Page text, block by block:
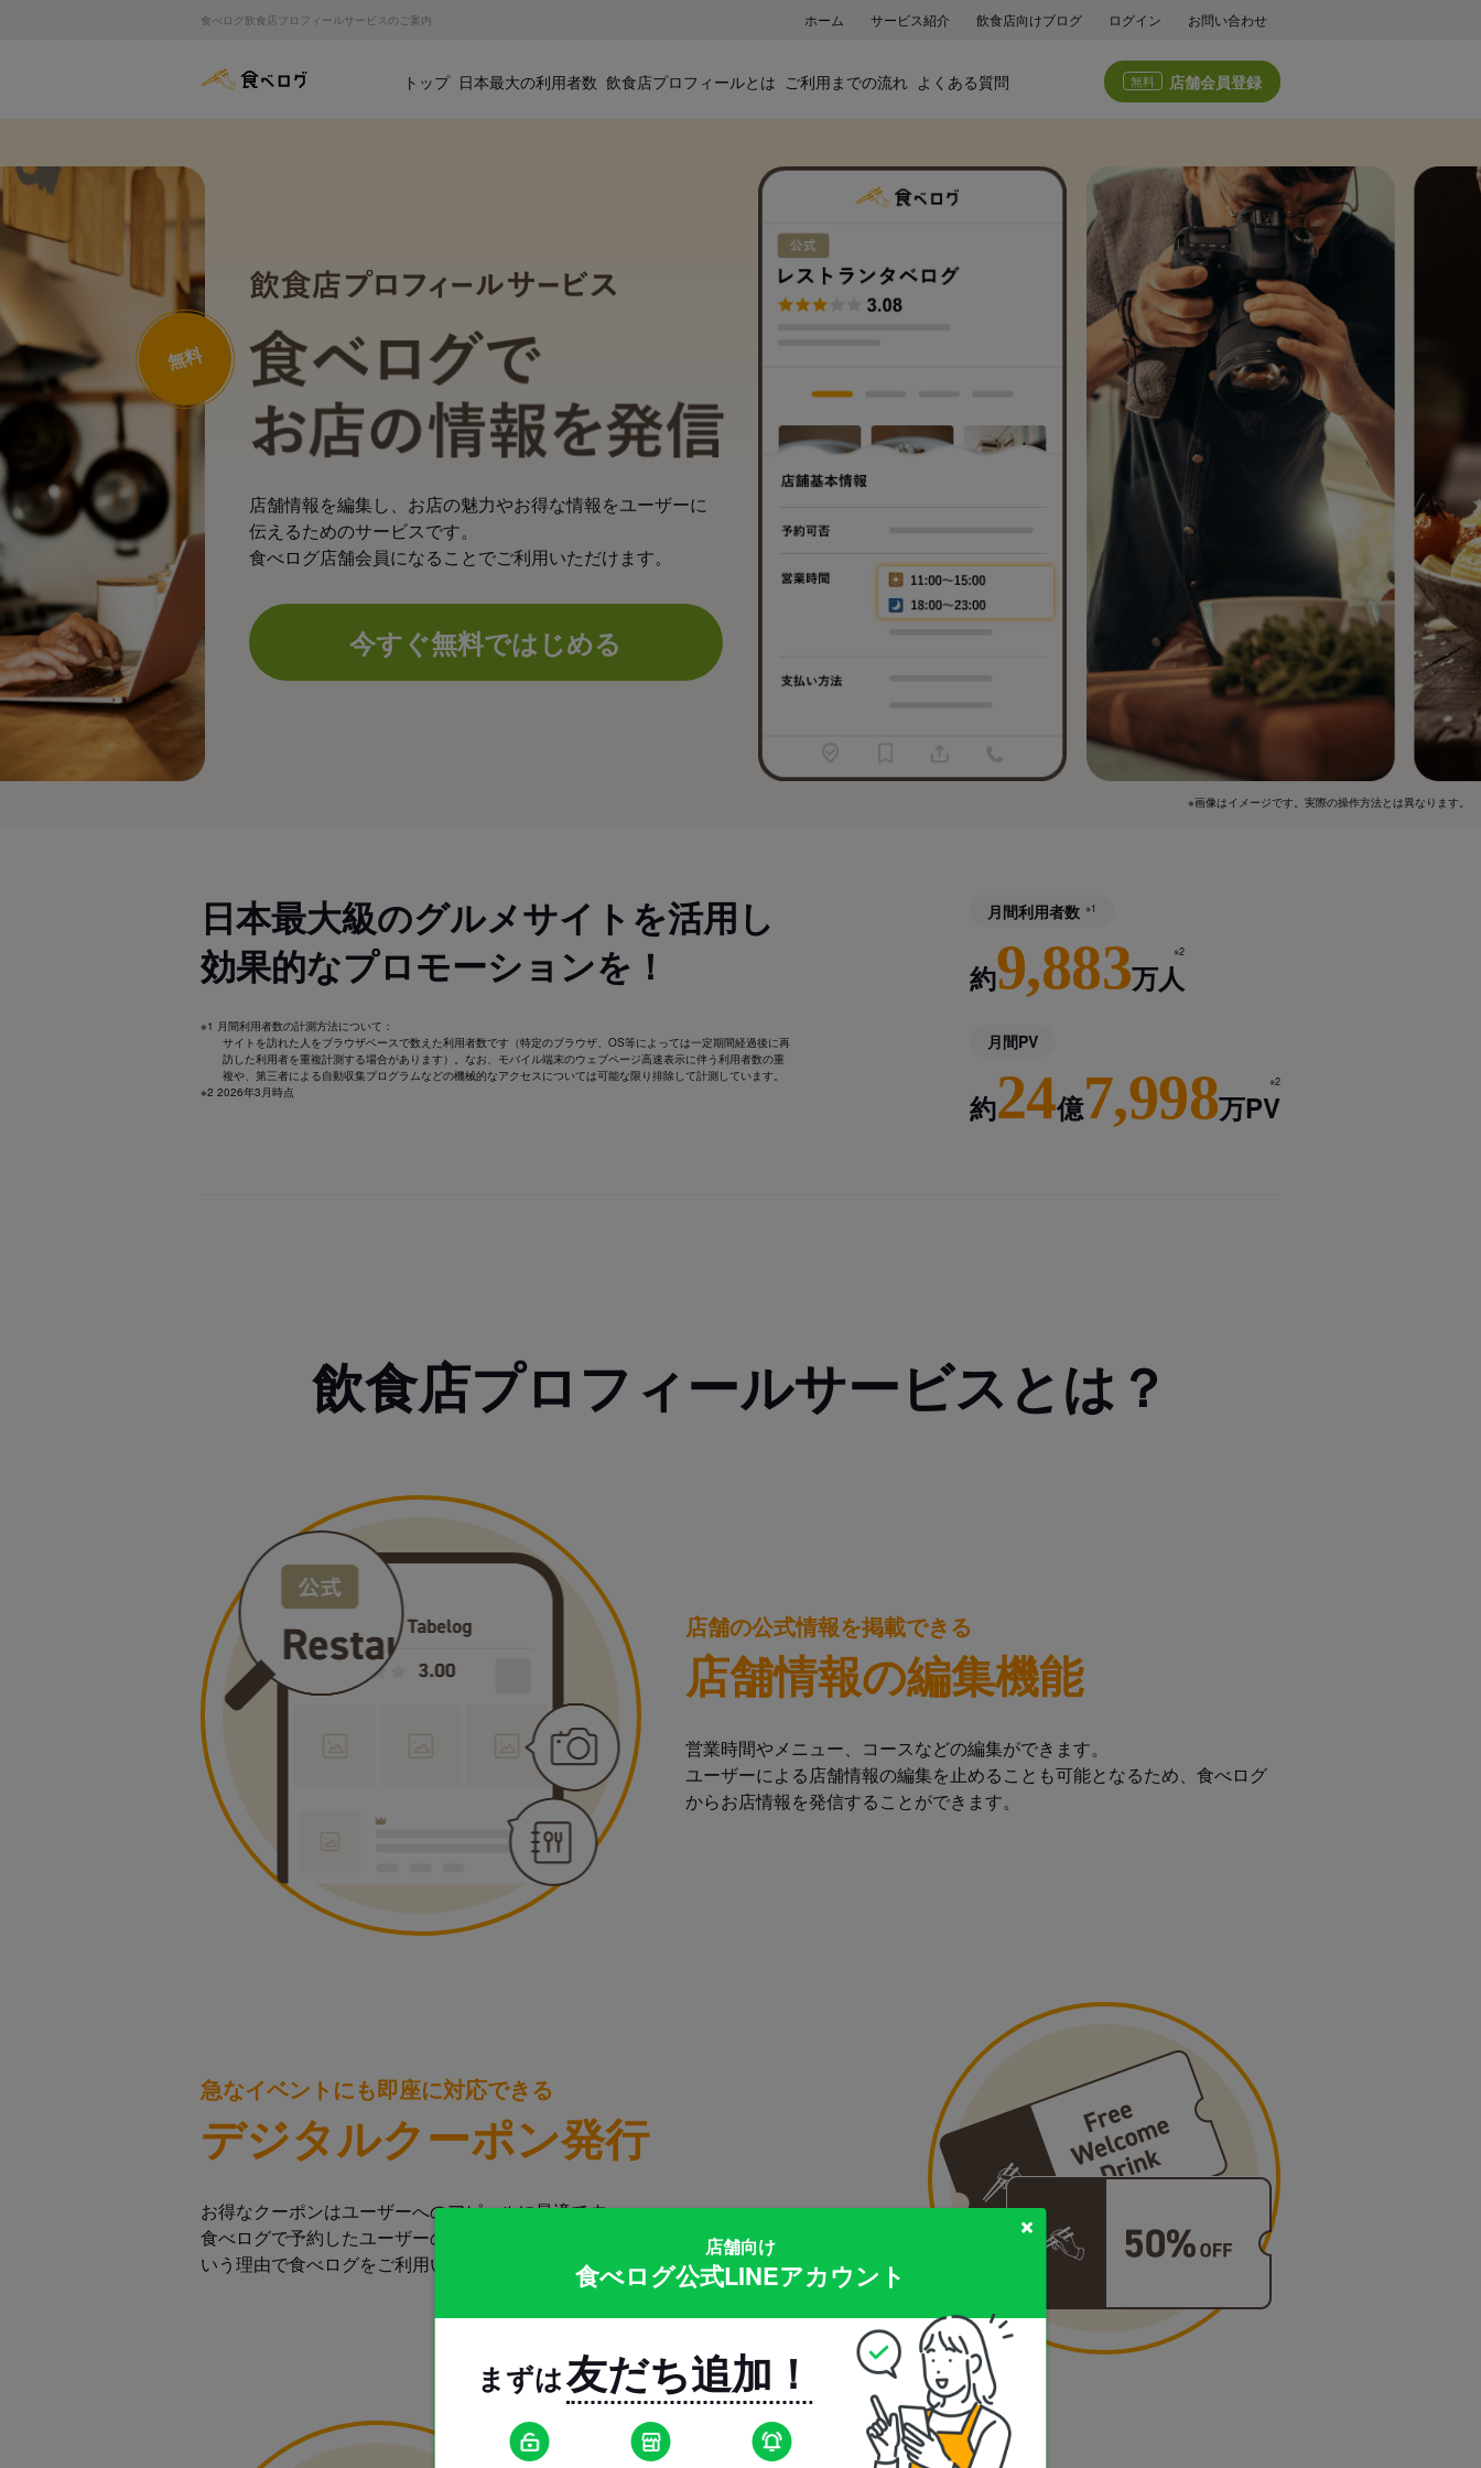
食べログ飲食店プロフィールサービスのご案内 ホーム サービス紹介 飲食店向けブログ ログイン お問い合わせ
食べログ店舗管理画面
トップ 日本最大の利用者数 飲食店プロフィールとは ご利用までの流れ よくある質問 無料 店舗会員登録
店舗向け
食べログ公式LINEアカウント
まずは友だち追加！
飲食店プロフィールサービス
食べログでお店の情報を発信
無料
店舗情報を編集し、お店の魅力やお得な情報をユーザーに
伝えるためのサービスです。
食べログ店舗会員になることでご利用いただけます。
今すぐ無料ではじめる
※画像はイメージです。実際の操作方法とは異なります。
日本最大級のグルメサイトを活用し
効果的なプロモーションを！
※1 月間利用者数の計測方法について：
サイトを訪れた人をブラウザベースで数えた利用者数です（特定のブラウザ、OS等によっては一定期間経過後に再
訪した利用者を重複計測する場合があります）。なお、モバイル端末のウェブページ高速表示に伴う利用者数の重
複や、第三者による自動収集プログラムなどの機械的なアクセスについては可能な限り排除して計測しています。
※2 2026年3月時点
月間利用者数 ※1
約9,883万人
※2
月間PV
約24億7,998万PV
※2
飲食店プロフィールサービスとは？
店舗の公式情報を掲載できる
店舗情報の編集機能
営業時間やメニュー、コースなどの編集ができます。
ユーザーによる店舗情報の編集を止めることも可能となるため、食べログ
からお店情報を発信することができます。
急なイベントにも即座に対応できる
デジタルクーポン発行
お得なクーポンはユーザーへのアピールに最適です。
食べログで予約したユーザーの約30%が「クーポンが使えるから」と
いう理由で食べログをご利用いただいています。